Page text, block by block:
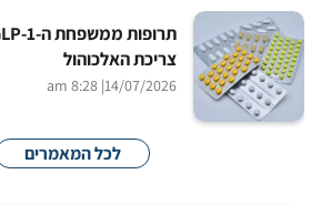
צריכת האלכוהול
14/07/2026
| 8:28 am
לכל המאמרים